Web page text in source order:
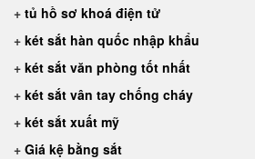
+ tủ hồ sơ khoá điện tử
+ két sắt hàn quốc nhập khẩu
+ két sắt văn phòng tốt nhất
+ két sắt vân tay chống cháy
+ két sắt xuất mỹ
+ Giá kệ bằng sắt